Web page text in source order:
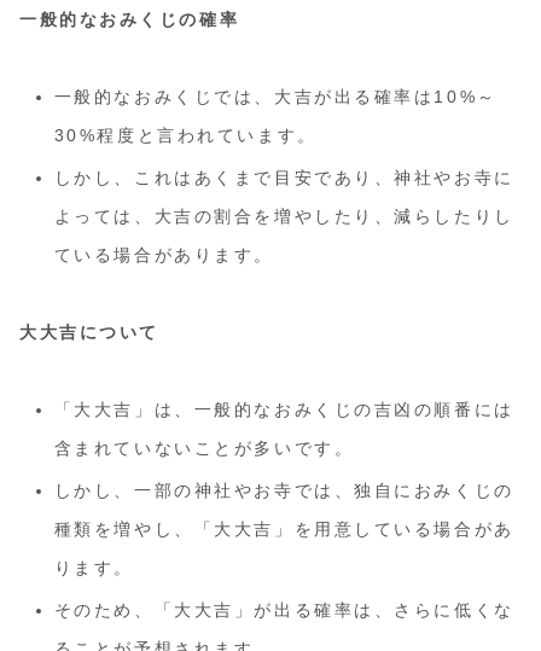
一般的なおみくじの確率
一般的なおみくじでは、大吉が出る確率は10%～
30%程度と言われています。
しかし、これはあくまで目安であり、神社やお寺に
よっては、大吉の割合を増やしたり、減らしたりし
ている場合があります。
大大吉について
「大大吉」は、一般的なおみくじの吉凶の順番には
含まれていないことが多いです。
しかし、一部の神社やお寺では、独自におみくじの
種類を増やし、「大大吉」を用意している場合があ
ります。
そのため、「大大吉」が出る確率は、さらに低くな